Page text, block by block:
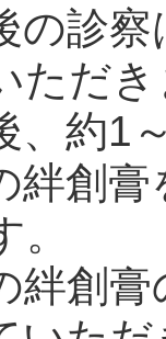
の診
ただ
、約1
絆創
絆創